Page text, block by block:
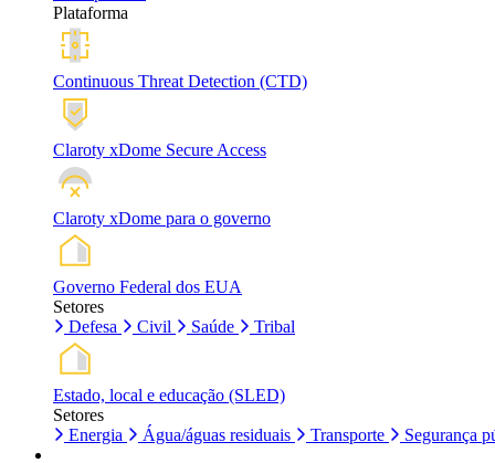
Plataforma
Continuous Threat Detection (CTD)
Claroty xDome Secure Access
Claroty xDome para o governo
Governo Federal dos EUA
Setores
Defesa
Civil Saúde Tribal
Estado, local e educação (SLED)
Setores
Energia
Água/águas residuais Transporte Segurança